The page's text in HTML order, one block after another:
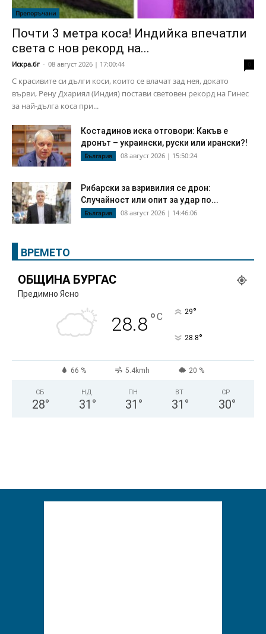
Препоръчани
Почти 3 метра коса! Индийка впечатли
света с нов рекорд на...
Искра.бг - 08 август 2026 | 17:00:44
С красивите си дълги коси, които се влачат зад нея, докато
върви, Рену Дхариял (Индия) постави световен рекорд на Гинес
за най-дълга коса при...
Костадинов иска отговори: Какъв е
дронът – украински, руски или ирански?!
България 08 август 2026 | 15:50:24
Рибарски за взривилия се дрон:
Случайност или опит за удар по...
България 08 август 2026 | 14:46:06
ВРЕМЕТО
ОБЩИНА БУРГАС
Предимно Ясно
28.8°C 29°
28.8°
66 % 5.4kmh 20 %
СБ
28°
НД
31 °
ПН
31 °
ВТ
31 °
СР
30°